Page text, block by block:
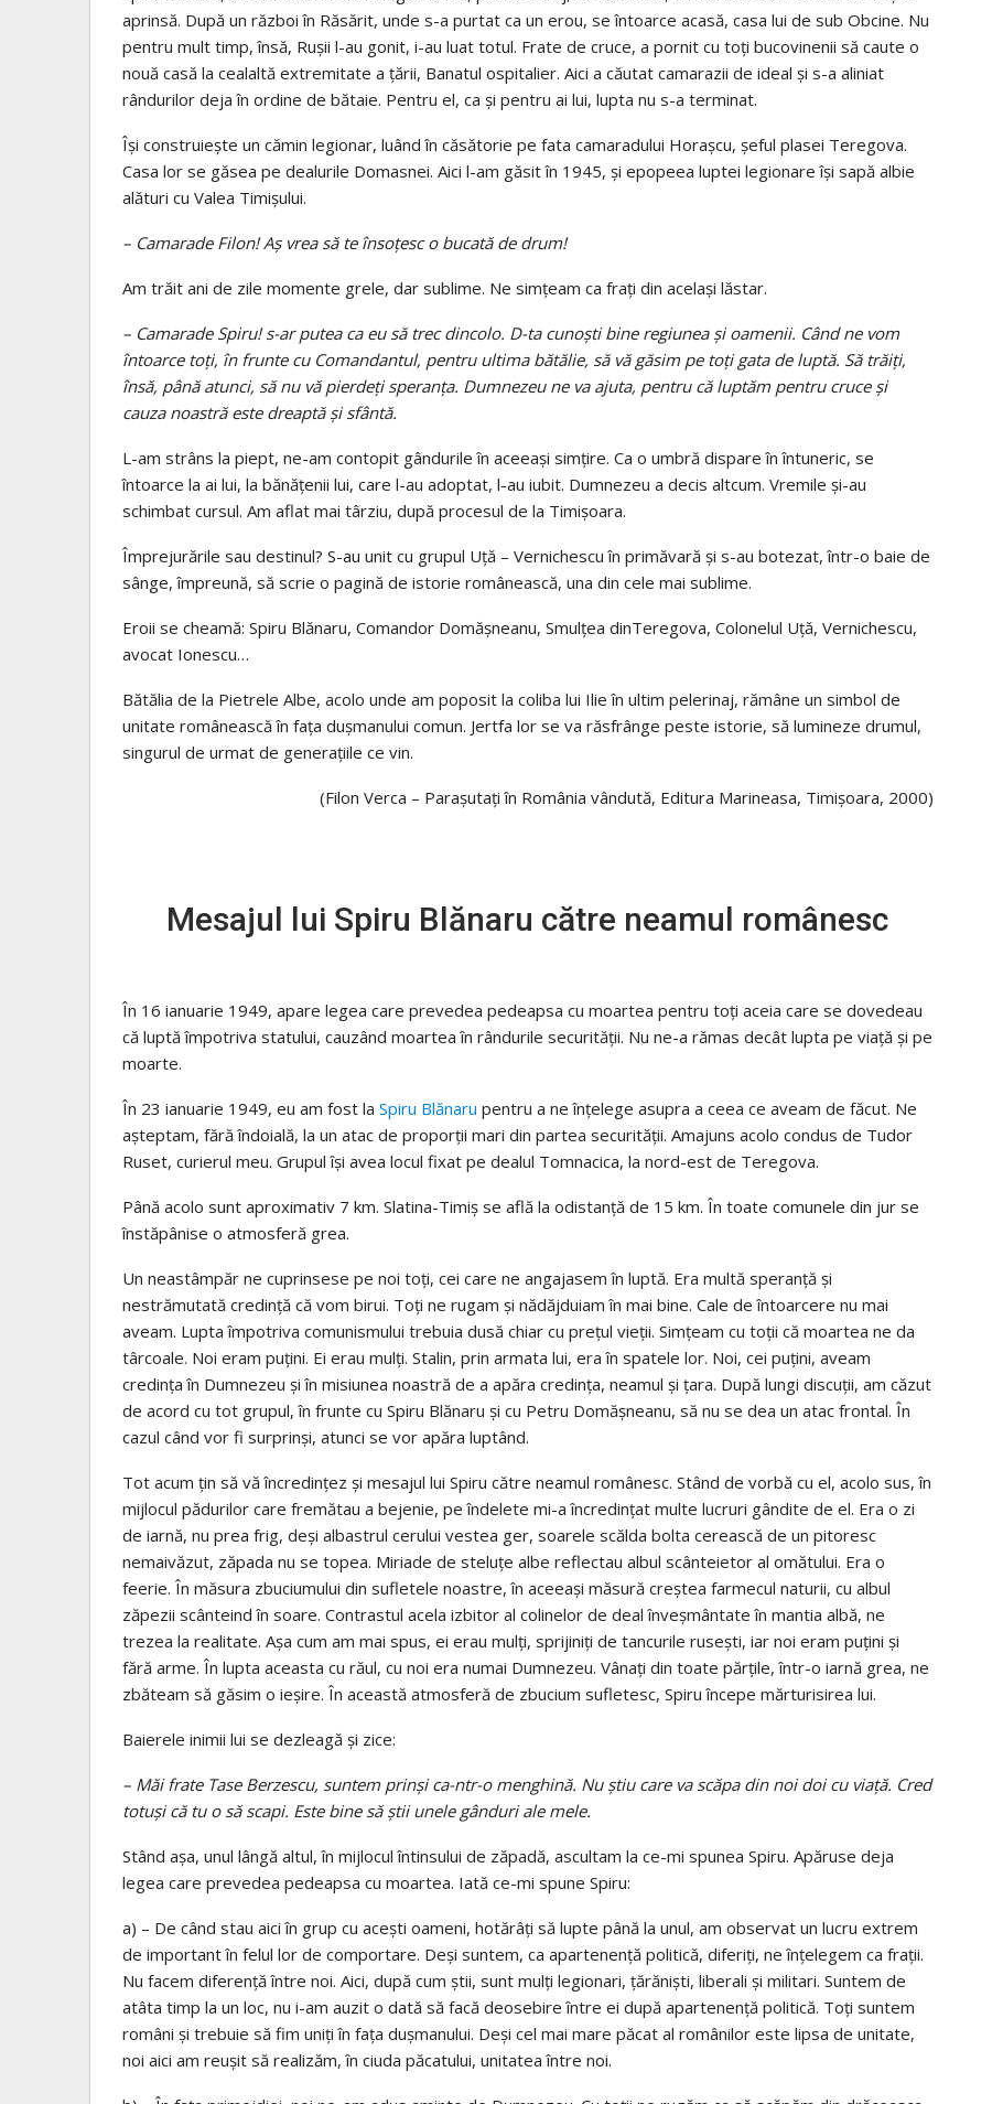
aprinsă. După un război în Răsărit, unde s-a purtat ca un erou, se întoarce acasă, casa lui de sub Obcine. Nu
pentru mult timp, însă, Ruşii l-au gonit, i-au luat totul. Frate de cruce, a pornit cu toţi bucovinenii să caute o
nouă casă la cealaltă extremitate a ţării, Banatul ospitalier. Aici a căutat camarazii de ideal şi s-a aliniat
rândurilor deja în ordine de bătaie. Pentru el, ca și pentru ai lui, lupta nu s-a terminat.
Îşi construieşte un cămin legionar, luând în căsătorie pe fata camaradului Horașcu, şeful plasei Teregova.
Casa lor se găsea pe dealurile Domasnei. Aici l-am găsit în 1945, şi epopeea luptei legionare îşi sapă albie
alături cu Valea Timișului.
– Camarade Filon! Aș vrea să te însoțesc o bucată de drum!
Am trăit ani de zile momente grele, dar sublime. Ne simţeam ca frați din acelaşi lăstar.
– Camarade Spiru! s-ar putea ca eu să trec dincolo. D-ta cunoşti bine regiunea şi oamenii. Când ne vom
întoarce toţi, în frunte cu Comandantul, pentru ultima bătălie, să vă găsim pe toţi gata de luptă. Să trăiţi,
însă, până atunci, să nu vă pierdeţi speranţa. Dumnezeu ne va ajuta, pentru că luptăm pentru cruce şi
cauza noastră este dreaptă şi sfântă.
L-am strâns la piept, ne-am contopit gândurile în aceeaşi simţire. Ca o umbră dispare în întuneric, se
întoarce la ai lui, la bănăţenii lui, care l-au adoptat, l-au iubit. Dumnezeu a decis altcum. Vremile şi-au
schimbat cursul. Am aflat mai târziu, după procesul de la Timişoara.
Împrejurările sau destinul? S-au unit cu grupul Uță – Vernichescu în primăvară şi s-au botezat, într-o baie de
sânge, împreună, să scrie o pagină de istorie românească, una din cele mai sublime.
Eroii se cheamă: Spiru Blănaru, Comandor Domășneanu, Smulțea dinTeregova, Colonelul Uţă, Vernichescu,
avocat Ionescu…
Bătălia de la Pietrele Albe, acolo unde am poposit la coliba lui Ilie în ultim pelerinaj, rămâne un simbol de
unitate românească în fața dușmanului comun. Jertfa lor se va răsfrânge peste istorie, să lumineze drumul,
singurul de urmat de generaţiile ce vin.
(Filon Verca – Parașutați în România vândută, Editura Marineasa, Timișoara, 2000)
Mesajul lui Spiru Blănaru către neamul românesc
În 16 ianuarie 1949, apare legea care prevedea pedeapsa cu moartea pentru toţi aceia care se dovedeau
că luptă împotriva statului, cauzând moartea în rândurile securităţii. Nu ne-a rămas decât lupta pe viaţă şi pe
moarte.
În 23 ianuarie 1949, eu am fost la Spiru Blănaru pentru a ne înţelege asupra a ceea ce aveam de făcut. Ne
aşteptam, fără îndoială, la un atac de proporţii mari din partea securităţii. Amajuns acolo condus de Tudor
Ruset, curierul meu. Grupul îşi avea locul fixat pe dealul Tomnacica, la nord-est de Teregova.
Până acolo sunt aproximativ 7 km. Slatina-Timiş se află la odistanţă de 15 km. În toate comunele din jur se
înstăpânise o atmosferă grea.
Un neastâmpăr ne cuprinsese pe noi toţi, cei care ne angajasem în luptă. Era multă speranţă şi
nestrămutată credinţă că vom birui. Toţi ne rugam şi nădăjduiam în mai bine. Cale de întoarcere nu mai
aveam. Lupta împotriva comunismului trebuia dusă chiar cu preţul vieţii. Simţeam cu toţii că moartea ne da
târcoale. Noi eram puţini. Ei erau mulţi. Stalin, prin armata lui, era în spatele lor. Noi, cei puţini, aveam
credinţa în Dumnezeu şi în misiunea noastră de a apăra credinţa, neamul şi ţara. După lungi discuţii, am căzut
de acord cu tot grupul, în frunte cu Spiru Blănaru şi cu Petru Domăşneanu, să nu se dea un atac frontal. În
cazul când vor fi surprinşi, atunci se vor apăra luptând.
Tot acum ţin să vă încredinţez şi mesajul lui Spiru către neamul românesc. Stând de vorbă cu el, acolo sus, în
mijlocul pădurilor care fremătau a bejenie, pe îndelete mi-a încredinţat multe lucruri gândite de el. Era o zi
de iarnă, nu prea frig, deşi albastrul cerului vestea ger, soarele scălda bolta cerească de un pitoresc
nemaivăzut, zăpada nu se topea. Miriade de steluţe albe reflectau albul scânteietor al omătului. Era o
feerie. În măsura zbuciumului din sufletele noastre, în aceeaşi măsură creştea farmecul naturii, cu albul
zăpezii scânteind în soare. Contrastul acela izbitor al colinelor de deal înveşmântate în mantia albă, ne
trezea la realitate. Aşa cum am mai spus, ei erau mulţi, sprijiniţi de tancurile ruseşti, iar noi eram puţini şi
fără arme. În lupta aceasta cu răul, cu noi era numai Dumnezeu. Vânaţi din toate părţile, într-o iarnă grea, ne
zbăteam să găsim o ieşire. În această atmosferă de zbucium sufletesc, Spiru începe mărturisirea lui.
Baierele inimii lui se dezleagă şi zice:
– Măi frate Tase Berzescu, suntem prinşi ca-ntr-o menghină. Nu ştiu care va scăpa din noi doi cu viaţă. Cred
totuşi că tu o să scapi. Este bine să ştii unele gânduri ale mele.
Stând aşa, unul lângă altul, în mijlocul întinsului de zăpadă, ascultam la ce-mi spunea Spiru. Apăruse deja
legea care prevedea pedeapsa cu moartea. Iată ce-mi spune Spiru:
a) – De când stau aici în grup cu aceşti oameni, hotărâţi să lupte până la unul, am observat un lucru extrem
de important în felul lor de comportare. Deşi suntem, ca apartenenţă politică, diferiţi, ne înţelegem ca fraţii.
Nu facem diferenţă între noi. Aici, după cum ştii, sunt mulţi legionari, ţărănişti, liberali şi militari. Suntem de
atâta timp la un loc, nu i-am auzit o dată să facă deosebire între ei după apartenenţă politică. Toţi suntem
români şi trebuie să fim uniţi în faţa duşmanului. Deşi cel mai mare păcat al românilor este lipsa de unitate,
noi aici am reuşit să realizăm, în ciuda păcatului, unitatea între noi.